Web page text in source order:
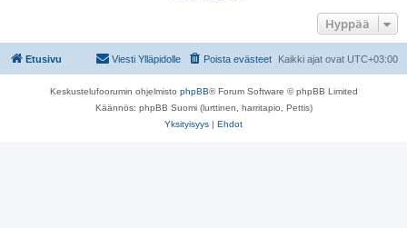
Hyppää
Etusivu Kaikki ajat ovat UTC+03:00
Poista evästeet
Viesti Ylläpidolle
Keskustelufoorumin ohjelmisto phpBB® Forum Software © phpBB Limited
Käännös: phpBB Suomi (lurttinen, harritapio, Pettis)
Yksityisyys | Ehdot